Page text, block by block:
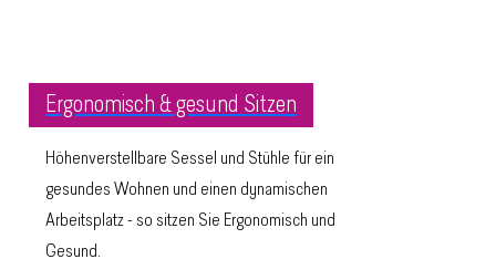
Ergonomisch & gesund Sitzen
Höhenverstellbare Sessel und Stühle für ein
gesundes Wohnen und einen dynamischen
Arbeitsplatz - so sitzen Sie Ergonomisch und
Gesund.